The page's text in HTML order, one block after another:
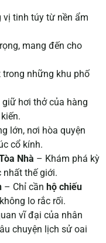
vị tinh túy từ nền ẩm
mang đến cho
trong những khu phố
hơi thở của hàng
lớn, nơi hòa quyện
cổ kính.
Nhà – Khám phá kỳ
thế giới.
– Chỉ cầnhộ chiếu
lo rắc rối.
vĩ đại của nhân
chuyện lịch sử oai